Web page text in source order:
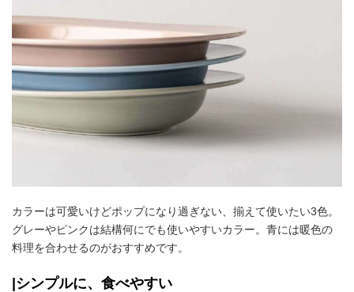
カラーは可愛いけどポップになり過ぎない、揃えて使いたい3色。
グレーやピンクは結構何にでも使いやすいカラー。青には暖色の
料理を合わせるのがおすすめです。
|シンプルに、食べやすい